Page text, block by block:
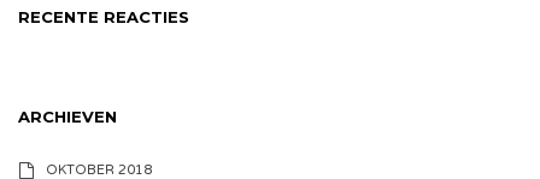
RECENTE REACTIES
ARCHIEVEN
OKTOBER 2018